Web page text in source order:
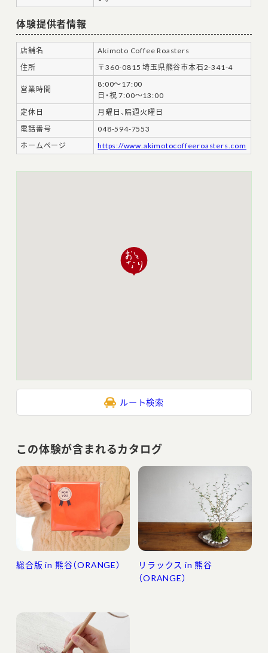
体験提供者情報
店舗名
Akimoto Coffee Roasters
住所
〒360-0815 埼玉県熊谷市本石2-341-4
営業時間
8:00～17:00
日・祝 7:00～13:00
定休日
月曜日、隔週火曜日
電話番号
048-594-7553
ホームページ
https://www.akimotocoffeeroasters.com
ルート検索
この体験が含まれるカタログ
総合版 in 熊谷（ORANGE）
リラックス in 熊谷
（ORANGE）